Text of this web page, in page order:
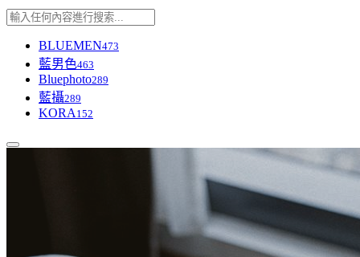
BLUEMEN473
藍男色463
Bluephoto289
藍攝289
KORA 152